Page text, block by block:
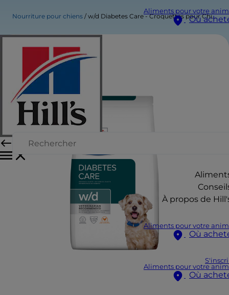
Aliments pour votre
Où
À propos de
Aliments pour votre
Où
Aliments pour votre
Où
Nourriture pour chiens w/d Diabetes Care - Croquettes pour Chien - au Poulet